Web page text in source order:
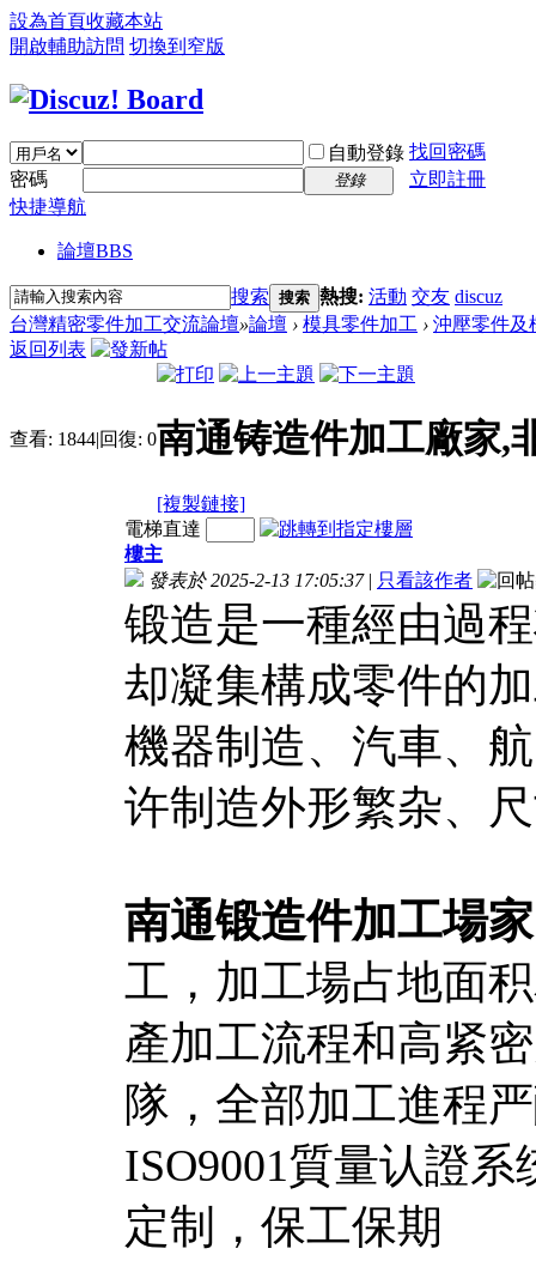
設為首頁收藏本站
開啟輔助訪問 切換到窄版
自動登錄 找回密碼
密碼
登錄
立即註冊
快捷導航
論壇BBS
搜索 搜索 熱搜: 活動 交友 discuz
台灣精密零件加工交流論壇»論壇 › 模具零件加工 › 沖壓零件及
返回列表
查看: 1844|回復: 0南通铸造件加工廠家,
[複製鏈接]
電梯直達
樓主
發表於 2025-2-13 17:05:37 | 只看該作者
锻造是一種經由過
却凝集構成零件的
機器制造、汽車、
许制造外形繁杂、
南通锻造件加工場家
工，加工場占地面
產加工流程和高紧
隊，全部加工進程
ISO9001質量认證
定制，保工保期